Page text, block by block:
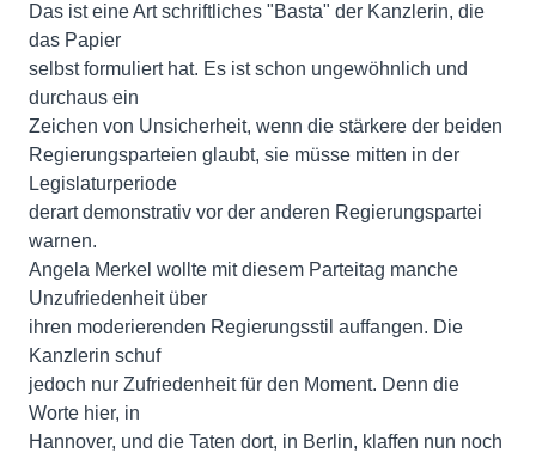
Das ist eine Art schriftliches "Basta" der Kanzlerin, die
das Papier
selbst formuliert hat. Es ist schon ungewöhnlich und
durchaus ein
Zeichen von Unsicherheit, wenn die stärkere der beiden
Regierungsparteien glaubt, sie müsse mitten in der
Legislaturperiode
derart demonstrativ vor der anderen Regierungspartei
warnen.
Angela Merkel wollte mit diesem Parteitag manche
Unzufriedenheit über
ihren moderierenden Regierungsstil auffangen. Die
Kanzlerin schuf
jedoch nur Zufriedenheit für den Moment. Denn die
Worte hier, in
Hannover, und die Taten dort, in Berlin, klaffen nun noch